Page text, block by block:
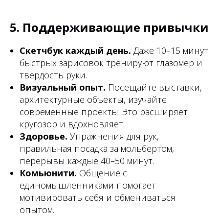
5. Поддерживающие привычки
Скетчбук каждый день. Даже 10–15 минут
быстрых зарисовок тренируют глазомер и
твердость руки.
Визуальный опыт. Посещайте выставки,
архитектурные объекты, изучайте
современные проекты. Это расширяет
кругозор и вдохновляет.
Здоровье. Упражнения для рук,
правильная посадка за мольбертом,
перерывы каждые 40–50 минут.
Комьюнити. Общение с
единомышленниками помогает
мотивировать себя и обмениваться
опытом.